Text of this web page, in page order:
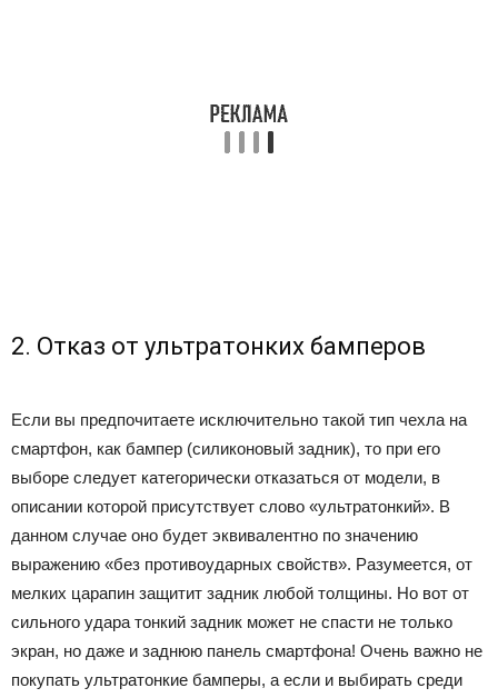
2. Отказ от ультратонких бамперов
Если вы предпочитаете исключительно такой тип чехла на
смартфон, как бампер (силиконовый задник), то при его
выборе следует категорически отказаться от модели, в
описании которой присутствует слово «ультратонкий». В
данном случае оно будет эквивалентно по значению
выражению «без противоударных свойств». Разумеется, от
мелких царапин защитит задник любой толщины. Но вот от
сильного удара тонкий задник может не спасти не только
экран, но даже и заднюю панель смартфона! Очень важно не
покупать ультратонкие бамперы, а если и выбирать среди